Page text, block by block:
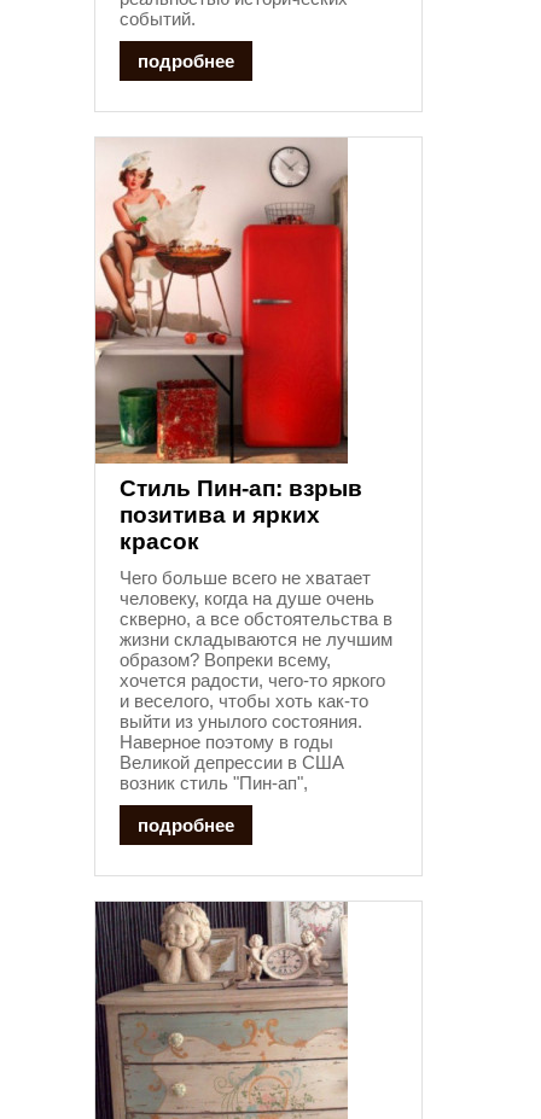
событий.
подробнее
Стиль Пин-ап: взрыв
позитива и ярких
красок
Чего больше всего не хватает
человеку, когда на душе очень
скверно, а все обстоятельства в
жизни складываются не лучшим
образом? Вопреки всему,
хочется радости, чего-то яркого
и веселого, чтобы хоть как-то
выйти из унылого состояния.
Наверное поэтому в годы
Великой депрессии в США
возник стиль "Пин-ап",
подробнее